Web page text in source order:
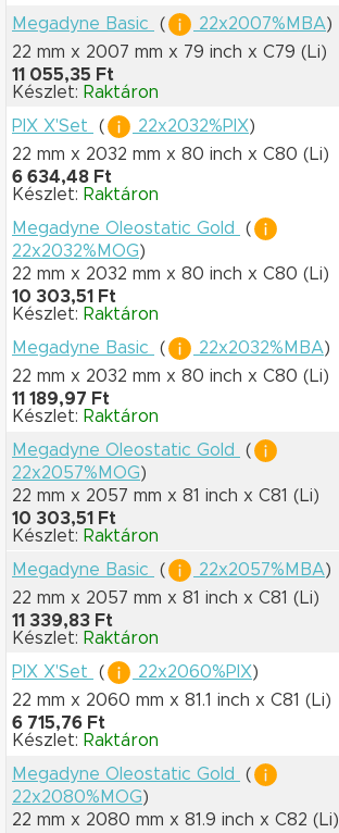
Megadyne Basic
( 22x2007%MBA)
22 mm x 2007 mm x 79 inch x C79 (Li)
11 055,35 Ft
Készlet: Raktáron
PIX X'Set
( 22x2032%PIX)
22 mm x 2032 mm x 80 inch x C80 (Li)
6 634,48 Ft
Készlet: Raktáron
Megadyne Oleostatic Gold
(
22x2032%MOG)
22 mm x 2032 mm x 80 inch x C80 (Li)
10 303,51 Ft
Készlet: Raktáron
Megadyne Basic
( 22x2032%MBA)
22 mm x 2032 mm x 80 inch x C80 (Li)
11 189,97 Ft
Készlet: Raktáron
Megadyne Oleostatic Gold
(
22x2057%MOG)
22 mm x 2057 mm x 81 inch x C81 (Li)
10 303,51 Ft
Készlet: Raktáron
Megadyne Basic
( 22x2057%MBA)
22 mm x 2057 mm x 81 inch x C81 (Li)
11 339,83 Ft
Készlet: Raktáron
PIX X'Set
( 22x2060%PIX)
22 mm x 2060 mm x 81.1 inch x C81 (Li)
6 715,76 Ft
Készlet: Raktáron
Megadyne Oleostatic Gold
(
22x2080%MOG)
22 mm x 2080 mm x 81.9 inch x C82 (Li)